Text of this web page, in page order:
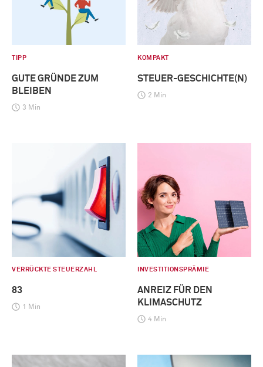
TIPP
GUTE GRÜNDE ZUM
BLEIBEN
3 Min
KOMPAKT
STEUER-GESCHICHTE(N)
2 Min
VERRÜCKTE STEUERZAHL
83
1 Min
INVESTITIONSPRÄMIE
ANREIZ FÜR DEN
KLIMASCHUTZ
4 Min